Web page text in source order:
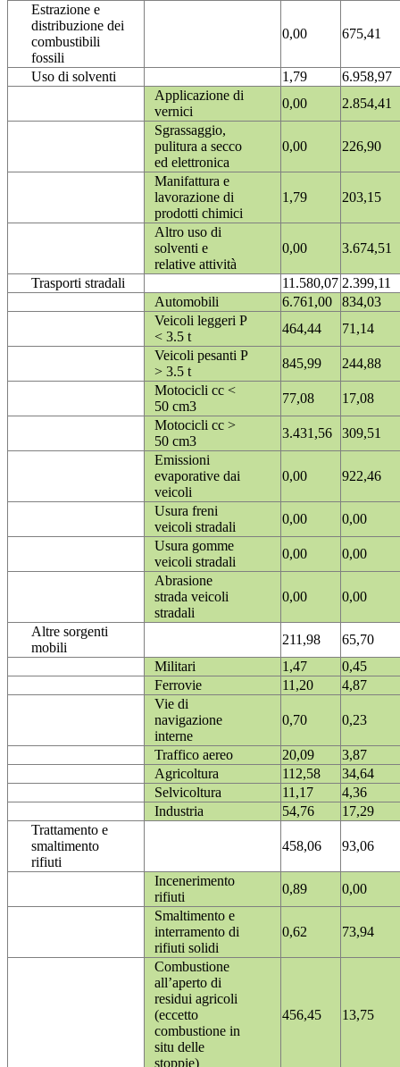
Estrazione e
distribuzione dei
combustibili
fossili
0,00 675,41
Uso di solventi 1,79
6.958,97
Applicazione di
vernici
0,00
2.854,41
Sgrassaggio,
pulitura a secco
ed elettronica
0,00 226,90
Manifattura e
lavorazione di
prodotti chimici
1,79 203,15
Altro uso di
solventi e
relative attività
0,00 3.674,51
Trasporti stradali 11.580,07 2.399,11
Automobili
6.761,00
834,03
Veicoli leggeri P
< 3.5 t
464,44
71,14
Veicoli pesanti P
> 3.5 t
845,99
244,88
Motocicli cc <
50 cm3
77,08
17,08
Motocicli cc >
50 cm3
3.431,56
309,51
Emissioni
evaporative dai
veicoli
0,00 922,46
Usura freni
veicoli stradali
0,00
0,00
Usura gomme
veicoli stradali
0,00
0,00
Abrasione
strada veicoli
stradali
0,00 0,00
Altre sorgenti
mobili
211,98
65,70
Militari
1,47
0,45
Ferrovie
11,20
4,87
Vie di
navigazione
interne
0,70 0,23
Traffico aereo 20,09
3,87
Agricoltura
112,58
34,64
Selvicoltura
11,17
4,36
Industria
54,76
17,29
Trattamento e
smaltimento
rifiuti
458,06 93,06
Incenerimento
rifiuti
0,89
0,00
Smaltimento e
interramento di
rifiuti solidi
0,62 73,94
Combustione
all’aperto di
residui agricoli
(eccetto
combustione in
situ delle
stoppie)
456,45 13,75